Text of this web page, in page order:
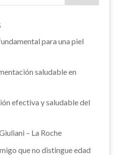
para una piel
saludable en
efectiva y saludable del
– La Roche
que no distingue edad